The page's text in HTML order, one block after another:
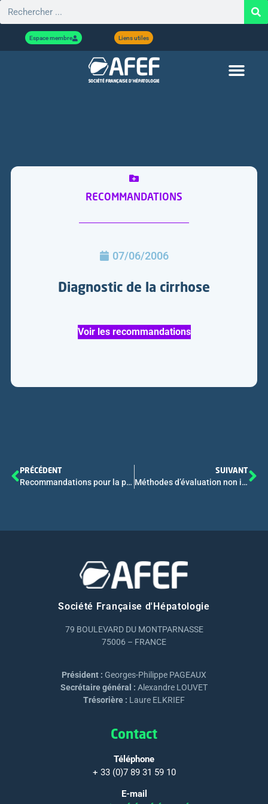
Espace membre Liens utiles
RECOMMANDATIONS
07/06/2006
Diagnostic de la cirrhose
Voir les recommandations
PRÉCÉDENT
Recommandations pour la pratique clinique pour la réalisation de la ponction biopsie hépatique
SUIVANT
Méthodes d’évaluation non invasive de la fibrose
Société Française d'Hépatologie
79 BOULEVARD DU MONTPARNASSE
75006 – FRANCE
Président : Georges-Philippe PAGEAUX
Secrétaire général : Alexandre LOUVET
Trésorière : Laure ELKRIEF
Contact
Téléphone
+ 33 (0)7 89 31 59 10
E-mail